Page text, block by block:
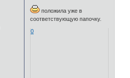
положила уже в
соответствующую папочку.
0